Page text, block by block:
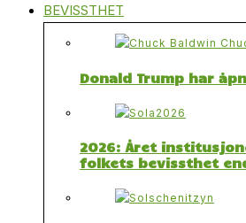
BEVISSTHET
Donald Trump har
2026: Året
folkets bevissthet